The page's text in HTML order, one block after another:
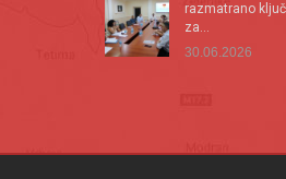
razmatrano
za...
30.06.2026